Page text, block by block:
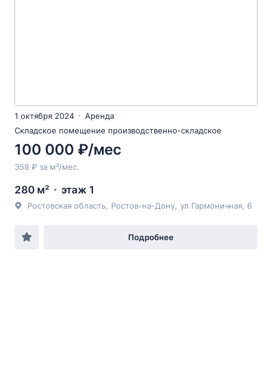
1 октября 2024
Аренда
Складское помещение производственно-складское
100 000 ₽/мес
358 ₽ за м²/мес.
280 м² этаж 1
Ростовская область Ростов-на-Дону ул Гармоничная , 6
Подробнее